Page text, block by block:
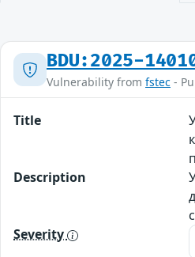
BDU:2025-
Vulnerability from fstec -
Title
Description
Severity